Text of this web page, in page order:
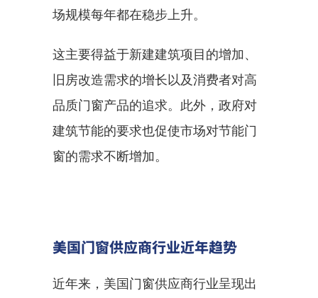
场规模每年都在稳步上升。
这主要得益于新建建筑项目的增加、
旧房改造需求的增长以及消费者对高
品质门窗产品的追求。此外，政府对
建筑节能的要求也促使市场对节能门
窗的需求不断增加。
美国门窗供应商行业近年趋势
近年来，美国门窗供应商行业呈现出